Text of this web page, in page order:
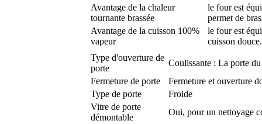
Avantage de la chaleur
tournante brassée
le four est
permet de
Avantage de la cuisson 100%
vapeur
le four est
cuisson douce.
Type d'ouverture de
porte
Coulissante : La porte
Fermeture de porte
Fermeture et ouverture
Type de porte
Froide
Vitre de porte
démontable
Oui, pour un nettoyage